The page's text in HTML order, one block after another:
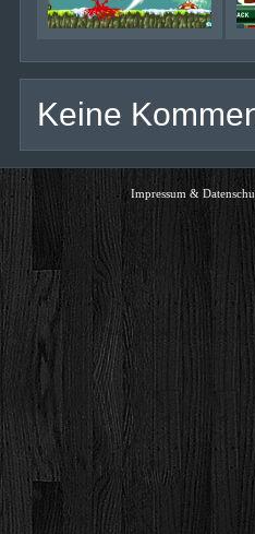
Keine
Impressum &